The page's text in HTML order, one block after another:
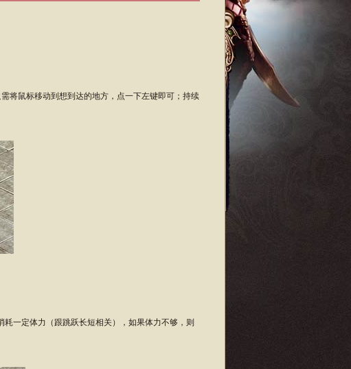
鼠标移动到想到达的地方，点一下左键即可；持续
一定体力（跟跳跃长短相关），如果体力不够，则